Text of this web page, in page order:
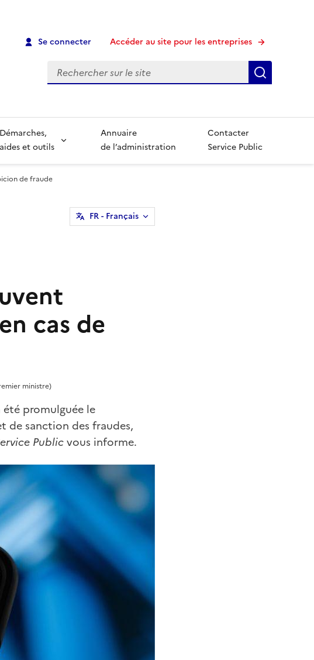
Se connecter Accéder au site pour les entreprises
Recherche
Démarches,
aides et outils
Annuaire
de l’administration
Contacter
Service Public
de fraude
FR- Français
cas de
ministre)
promulguée le
de sanction des fraudes,
Publicvous informe.